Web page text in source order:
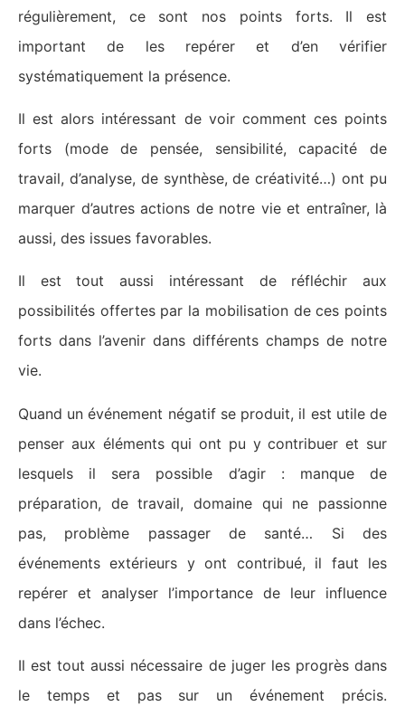
régulièrement, ce sont nos points forts. Il est
important de les repérer et d’en vérifier
systématiquement la présence.
Il est alors intéressant de voir comment ces points
forts (mode de pensée, sensibilité, capacité de
travail, d’analyse, de synthèse, de créativité…) ont pu
marquer d’autres actions de notre vie et entraîner, là
aussi, des issues favorables.
Il est tout aussi intéressant de réfléchir aux
possibilités offertes par la mobilisation de ces points
forts dans l’avenir dans différents champs de notre
vie.
Quand un événement négatif se produit, il est utile de
penser aux éléments qui ont pu y contribuer et sur
lesquels il sera possible d’agir : manque de
préparation, de travail, domaine qui ne passionne
pas, problème passager de santé… Si des
événements extérieurs y ont contribué, il faut les
repérer et analyser l’importance de leur influence
dans l’échec.
Il est tout aussi nécessaire de juger les progrès dans
le temps et pas sur un événement précis.